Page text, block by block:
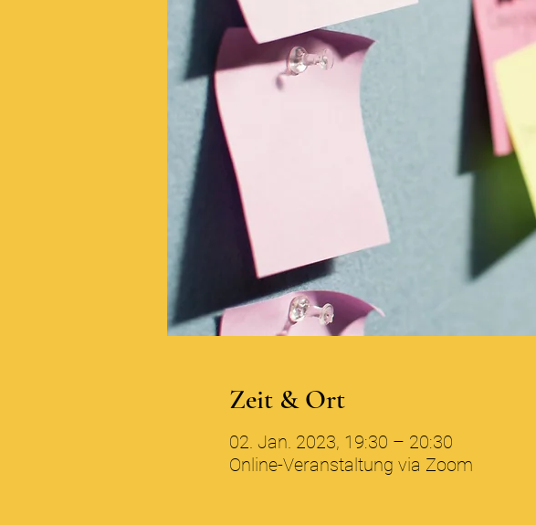
Zeit & Ort
02. Jan. 2023, 19:30 – 20:30
Online-Veranstaltung via Zoom